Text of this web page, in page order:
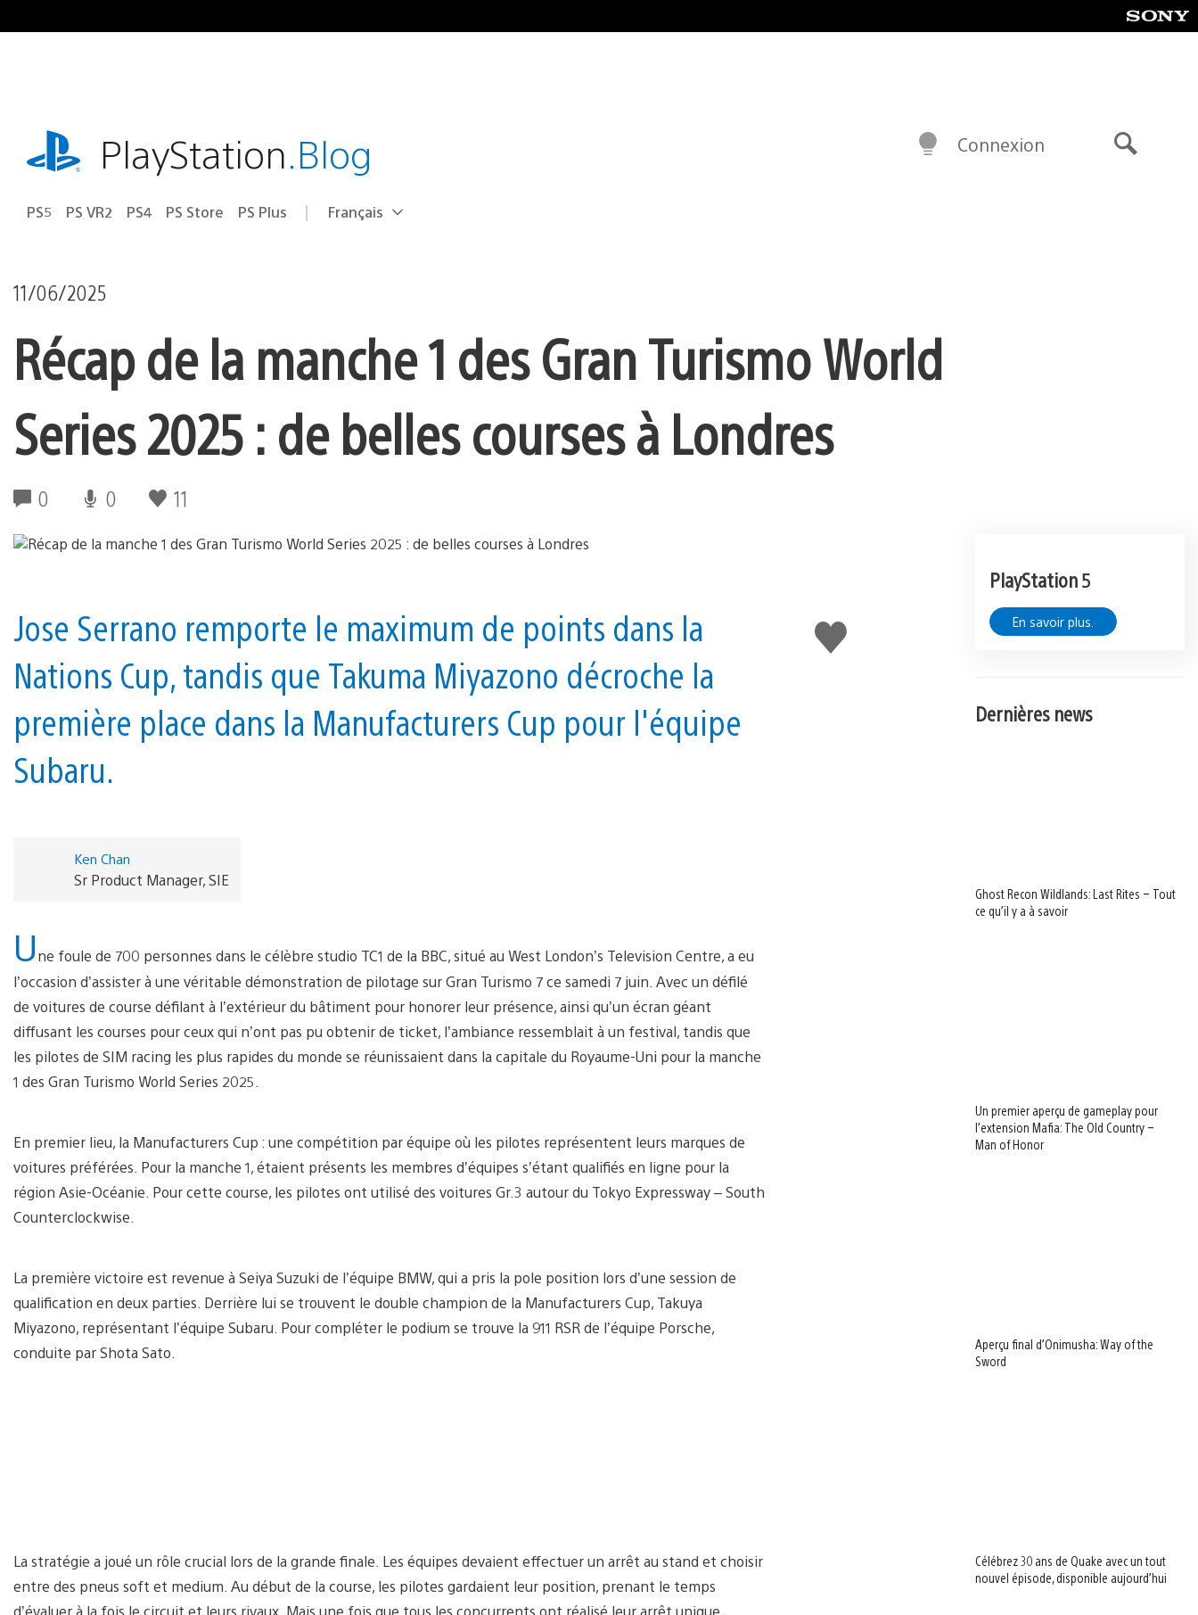
au
playstation.comPlayStation.Blog
PS5 PS VR2 PS4 PS Store PS Plus Choisir
Région
Français
Connexion
11/06/2025
Récap de la manche 1 des Gran Turismo World
Series 2025 : de belles courses à Londres
0 0 11
J'aime
Jose Serrano remporte le maximum de points dans la
Nations Cup, tandis que Takuma Miyazono décroche la
première place dans la Manufacturers Cup pour l'équipe
Subaru.
Ken Chan
Sr Product Manager, SIE
Une foule de 700 personnes dans le célèbre studio TC1 de la BBC, situé au West London’s Television Centre, a eu
l’occasion d’assister à une véritable démonstration de pilotage sur Gran Turismo 7 ce samedi 7 juin. Avec un défilé
de voitures de course défilant à l’extérieur du bâtiment pour honorer leur présence, ainsi qu’un écran géant
diffusant les courses pour ceux qui n’ont pas pu obtenir de ticket, l’ambiance ressemblait à un festival, tandis que
les pilotes de SIM racing les plus rapides du monde se réunissaient dans la capitale du Royaume-Uni pour la manche
1 des Gran Turismo World Series 2025.
En premier lieu, la Manufacturers Cup : une compétition par équipe où les pilotes représentent leurs marques de
voitures préférées. Pour la manche 1, étaient présents les membres d’équipes s’étant qualifiés en ligne pour la
région Asie-Océanie. Pour cette course, les pilotes ont utilisé des voitures Gr.3 autour du Tokyo Expressway – South
Counterclockwise.
La première victoire est revenue à Seiya Suzuki de l’équipe BMW, qui a pris la pole position lors d’une session de
qualification en deux parties. Derrière lui se trouvent le double champion de la Manufacturers Cup, Takuya
Miyazono, représentant l’équipe Subaru. Pour compléter le podium se trouve la 911 RSR de l’équipe Porsche,
conduite par Shota Sato.
La stratégie a joué un rôle crucial lors de la grande finale. Les équipes devaient effectuer un arrêt au stand et choisir
entre des pneus soft et medium. Au début de la course, les pilotes gardaient leur position, prenant le temps
d’évaluer à la fois le circuit et leurs rivaux. Mais une fois que tous les concurrents ont réalisé leur arrêt unique,
PlayStation 5
En savoir plus.
Dernières news
Ghost Recon Wildlands: Last Rites – Tout
ce qu’il y a à savoir
Un premier aperçu de gameplay pour
l’extension Mafia: The Old Country –
Man of Honor
Aperçu final d’Onimusha: Way of the
Sword
Célébrez 30 ans de Quake avec un tout
nouvel épisode, disponible aujourd’hui